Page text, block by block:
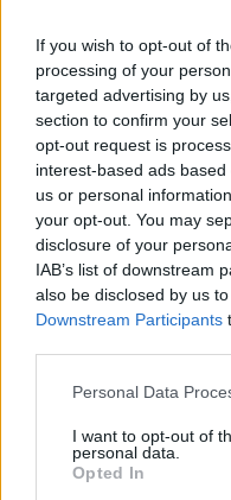
If you wish to opt-out of
processing of your
targeted advertising by
section to confirm your
opt-out request is
interest-based ads
us or personal
your opt-out. You may
disclosure of your
IAB’s list of downstream
also be disclosed by us
Downstream Participants
Please note that this
not limited to your visit or
grant or deny consent to
use your data for below
Personal Data
I want to opt-out of
personal data.
Opted In
οποίου σχηματίσθηκε
για βιασμό και προσβολή
Στο νοσοκομείο
κατανάλωση αλκοόλ